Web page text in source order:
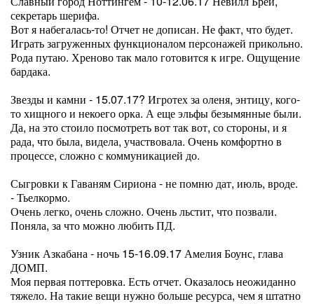
секретарь шерифа.
Вот я набегалась-то! Отчет не дописан. Не факт, что будет.
Играть загруженных функционалом персонажей прикольно.
Рода путаю. Хреново так мало готовится к игре. Ощущение
бардака.
Звезды и камни - 15.07.17? Игротех за оленя, энтицу, кого-
то хищного и некоего орка. А еще эльфы безымянные были.
Да, на это стоило посмотреть вот так вот, со стороны, и я
рада, что была, видела, участвовала. Очень комфортно в
процессе, сложно с коммуникацией до.
Сыгровки к Гаваням Сириона - не помню дат, июль, вроде.
- Тьелкормо.
Очень легко, очень сложно. Очень льстит, что позвали.
Поняла, за что можно любить ПД.
Узник Азкабана - ночь 15-16.09.17 Амелия Боунс, глава
ДОМП.
Моя первая поттеровка. Есть отчет. Оказалось неожиданно
тяжело. На такие вещи нужно больше ресурса, чем я штатно